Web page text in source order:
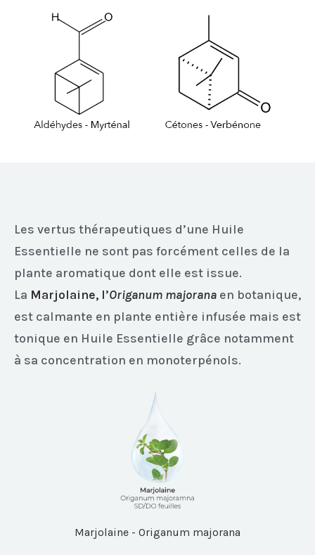
Les vertus thérapeutiques d’une Huile
Essentielle ne sont pas forcément celles de la
plante aromatique dont elle est issue.
La Marjolaine, l’Origanum majorana en botanique,
est calmante en plante entière infusée mais est
tonique en Huile Essentielle grâce notamment
à sa concentration en monoterpénols.
Marjolaine - Origanum majorana